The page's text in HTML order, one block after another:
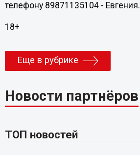
телефону 89871135104 - Евгения.
18+
Еще в рубрике
Новости партнёров
ТОП новостей